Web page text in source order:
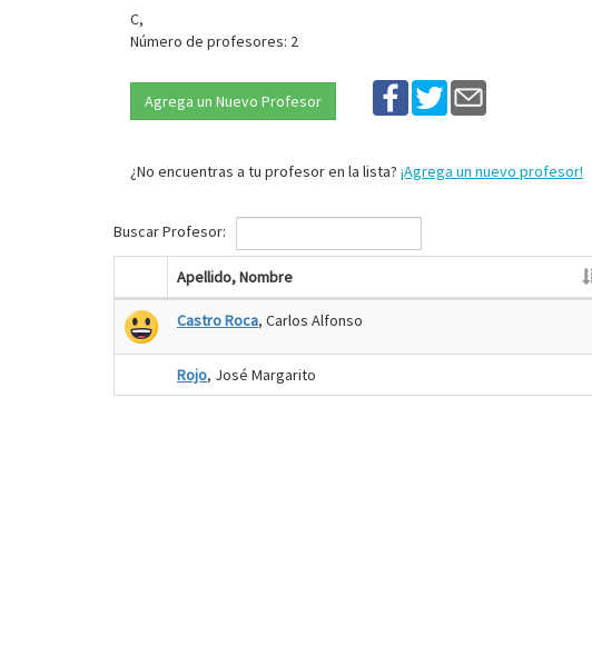
C,
Número de profesores: 2
Agrega un Nuevo Profesor
¿No encuentras a tu profesor en la lista? ¡Agrega un nuevo profesor!
Buscar Profesor:
Apellido, Nombre
Castro Roca, Carlos Alfonso
Rojo, José Margarito